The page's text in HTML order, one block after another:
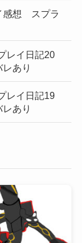
感想 スプラ
レイ日記20
あり
レイ日記19
あり